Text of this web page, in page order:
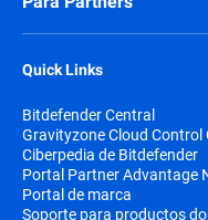
Quick Links
Bitdefender Central
Gravityzone Cloud Control
Ciberpedia de Bitdefender
Portal Partner Advantage
Portal de marca
Soporte para productos